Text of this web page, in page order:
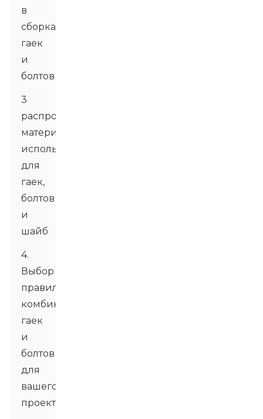
в
сборках
гаек
и
болтов
3
распространенных
материала,
используемых
для
гаек,
болтов
и
шайб
4.
Выбор
правильной
комбинации
гаек
и
болтов
для
вашего
проекта